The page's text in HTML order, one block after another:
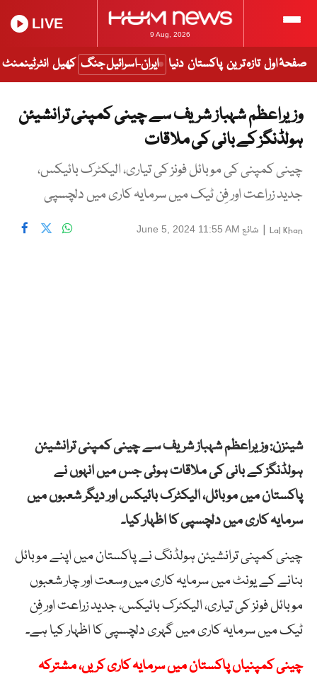
9 Aug, 2026
LIVE
صفحۂ اول تازہ ترین پاکستان دنیا ایران-اسرائیل جنگ کھیل انٹرٹینمنٹ
وزیراعظم شہباز شریف سے چینی کمپنی ترانشیئن
ہولڈنگز کے بانی کی ملاقات
چینی کمپنی کی موبائل فونز کی تیاری، الیکٹرک بائیکس،
جدید زراعت اور فِن ٹیک میں سرمایہ کاری میں دلچسپی
Lal Khan
| شائع June 5, 2024 11:55 AM
شینزن: وزیراعظم شہباز شریف سے چینی کمپنی ترانشیئن
ہولڈنگز کے بانی کی ملاقات ہوئی جس میں انہوں نے
پاکستان میں موبائل، الیکٹرک بائیکس اور دیگر شعبوں میں
سرمایہ کاری میں دلچسپی کا اظہار کیا۔
چینی کمپنی ترانشیئن ہولڈنگ نے پاکستان میں اپنے موبائل
بنانے کے یونٹ میں سرمایہ کاری میں وسعت اور چار شعبوں
موبائل فونز کی تیاری، الیکٹرک بائیکس، جدید زراعت اور فِن
ٹیک میں سرمایہ کاری میں گہری دلچسپی کا اظہار کیا ہے۔
چینی کمپنیاں پاکستان میں سرمایہ کاری کریں، مشترکہ